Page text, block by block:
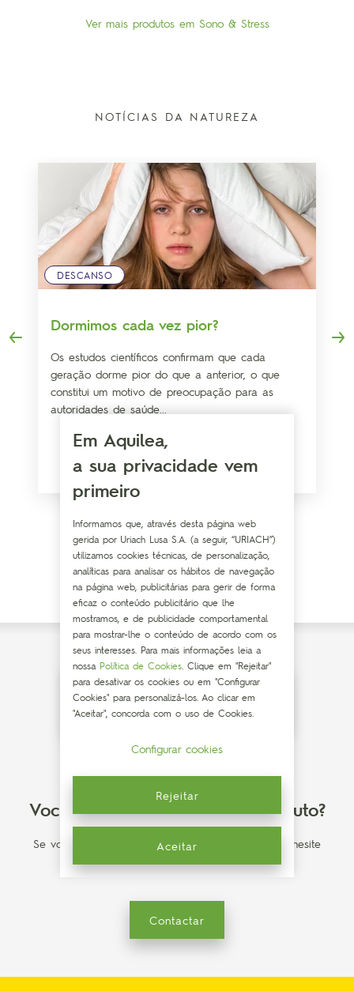
Ver mais produtos em Sono & Stress
NOTÍCIAS DA NATUREZA
DESCANSO
Dormimos cada vez pior?
Os estudos científicos confirmam que cada
geração dorme pior do que a anterior, o que
constitui um motivo de preocupação para as
autoridades de saúde...
Ver todos os artigos
Você tem dúvidas sobre o produto?
Se você tiver alguma dúvida sobre o produto, não hesite
Contactar
Em Aquilea,
a sua privacidade vem
primeiro
Informamos que, através desta página web
gerida por Uriach Lusa S.A. (a seguir, “URIACH”)
utilizamos cookies técnicas, de personalização,
analíticas para analisar os hábitos de navegação
na página web, publicitárias para gerir de forma
eficaz o conteúdo publicitário que lhe
mostramos, e de publicidade comportamental
para mostrar-lhe o conteúdo de acordo com os
seus interesses. Para mais informações leia a
nossa Política de Cookies . Clique em "Rejeitar"
para desativar os cookies ou em "Configurar
Cookies" para personalizá-los. Ao clicar em
"Aceitar", concorda com o uso de Cookies.
Configurar cookies
Rejeitar
Aceitar